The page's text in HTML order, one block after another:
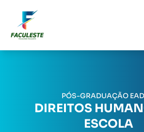
PÓS-GRADUAÇÃO
DIREITOS
ESCOLA